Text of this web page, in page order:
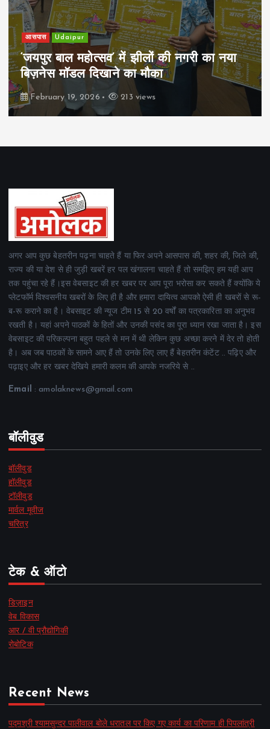
आसपास Udaipur
‘जयपुर बाल महोत्सव’ में झीलों की नगरी का नया
बिज़नेस मॉडल दिखाने का मौका
February 19, 2026 213 views
अगर आप कुछ बेहतरीन पढ़ना चाहते हैं या फिर अपने आसपास की, शहर की, जिले की,
राज्य की या देश से ही जुड़ी खबरें हर पल खंगालना चाहते हैं तो समझिए हम यही आप
तक पहुंचा रहे हैं।इस वेबसाइट की हर खबर पर आप पूरा भरोसा कर सकते हैं क्योंकि ये
प्लेटफॉर्म विश्वसनीय खबरों के लिए ही है और हमारा दायित्व आपको ऐसी ही खबरों से रू-
ब-रू कराने का है। वेबसाइट की न्यूज टीम 15 से 20 वर्षों का पत्रकारिता का अनुभव
रखती है। यहां अपने पाठकों के हितों और उनकी पसंद का पूरा ध्यान रखा जाता है। इस
वेबसाइट की परिकल्पना बहुत पहले से मन में थी लेकिन कुछ अच्छा करने में देर तो होती
है। अब जब पाठकों के सामने आए हैं तो उनके लिए लाए हैं बेहतरीन कंटेंट .. पढ़िए और
पढ़ाइए और हर खबर देखिये हमारी कलम की आपके नजरिये से ..
Email : amolaknews@gmail.com
बॉलीवुड
बॉलीवुड
हॉलीवुड
टॉलीवुड
मार्वल मूवीज
चरित्र
टेक & ऑटो
डिज़ाइन
वेब विकास
आर / वी प्रौद्योगिकी
रोबोटिक
Recent News
पद्मश्री श्यामसुन्दर पालीवाल बोले धरातल पर किए गए कार्य का परिणाम ही पिपलांत्री